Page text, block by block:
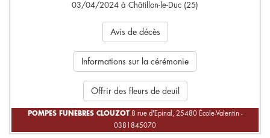
03/04/2024 à Châtillon-le-Duc (25)
Avis de décès
Informations sur la cérémonie
Offrir des fleurs de deuil
POMPES FUNEBRES CLOUZOT 8 rue d'Epinal, 25480 École-Valentin -
0381845070